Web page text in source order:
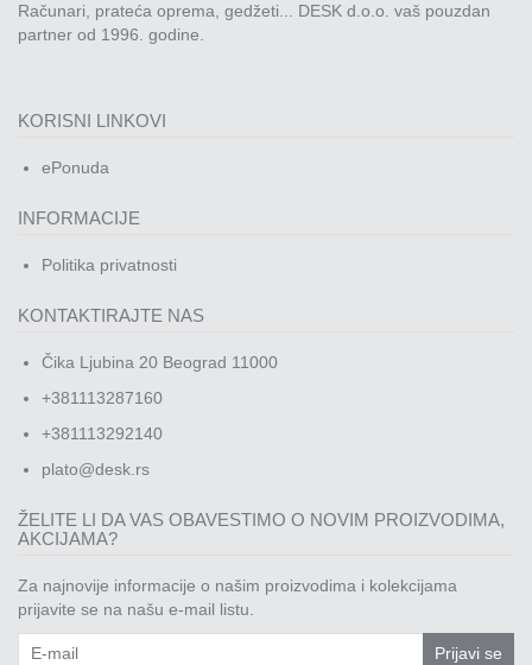
Računari, prateća oprema, gedžeti... DESK d.o.o. vaš pouzdan
partner od 1996. godine.
KORISNI LINKOVI
ePonuda
INFORMACIJE
Politika privatnosti
KONTAKTIRAJTE NAS
Čika Ljubina 20 Beograd 11000
+381113287160
+381113292140
plato@desk.rs
ŽELITE LI DA VAS OBAVESTIMO O NOVIM PROIZVODIMA,
AKCIJAMA?
Za najnovije informacije o našim proizvodima i kolekcijama
prijavite se na našu e-mail listu.
Prijavi se